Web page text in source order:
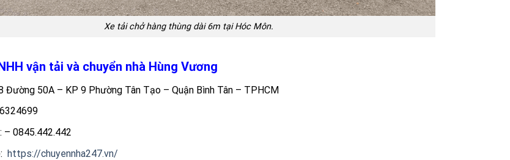
Xe tải chở hàng thùng dài 6m tại Hóc Môn.
vận tải và chuyển nhà Hùng Vương
Đường 50A – KP 9 Phường Tân Tạo – Quận Bình Tân – TPHCM
0845.442.442
https://chuyennha247.vn/